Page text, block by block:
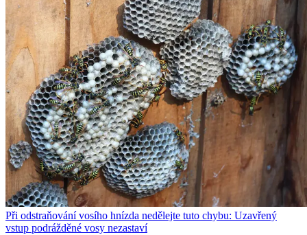
Při odstraňování vosího hnízda nedělejte tuto chybu: Uzavřený
vstup podrážděné vosy nezastaví